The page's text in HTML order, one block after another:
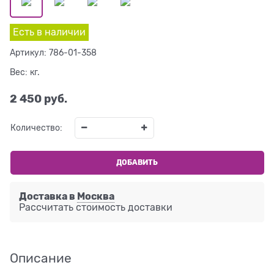
Есть в наличии
Артикул: 786-01-358
Вес: кг.
2 450 руб.
Количество:
ДОБАВИТЬ
Доставка в Москва
Рассчитать стоимость доставки
Описание